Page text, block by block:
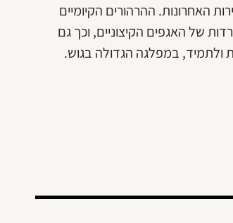
האחרונות. ההרהורים הקיומיים
של האגפים הקיצוניים, וכך גם
ולתמיד, במפלגה הגדולה בגוש.